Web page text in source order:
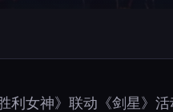
利女神》联动《剑星》